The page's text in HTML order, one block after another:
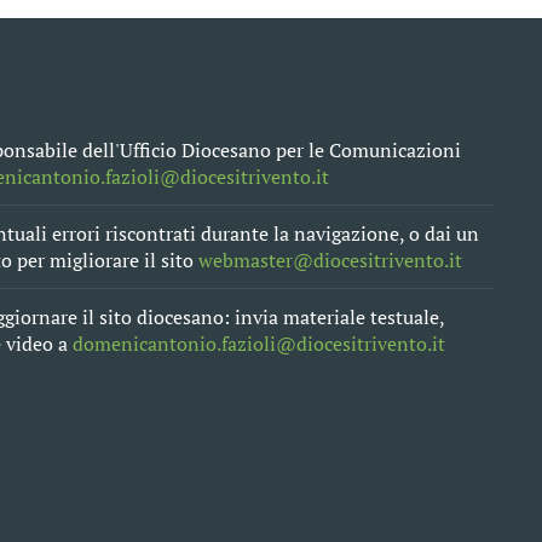
dell'Ufficio Diocesano per le Comunicazioni
errori riscontrati durante la navigazione, o dai un
per migliorare il sitowebmaster@diocesitrivento.it
il sito diocesano: invia materiale testuale,
video adomenicantonio.fazioli@diocesitrivento.it